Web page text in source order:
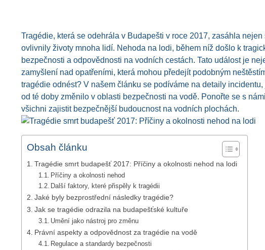
Tragédie, která se odehrála v Budapešti v roce 2017, zasáhla
ovlivnily životy mnoha lidí. Nehoda na lodi, během níž došlo k
bezpečnosti a odpovědnosti na vodních cestách. Tato událost je
zamyšlení nad opatřeními, která mohou předejít podobným
tragédie odnést? V našem článku se podíváme na detaily
od té doby změnilo v oblasti bezpečnosti na vodě. Ponořte se s
všichni zajistit bezpečnější budoucnost na vodních plochách.
Obsah článku
Tragédie smrt budapešť 2017: Příčiny a okolnosti nehod na lodi
Příčiny a okolnosti nehod
Další faktory, které přispěly k tragédii
Jaké byly bezprostřední následky tragédie?
Jak se tragédie odrazila na budapešťské kultuře
Umění jako nástroj pro změnu
Právní aspekty a odpovědnost za tragédie na vodě
Regulace a standardy bezpečnosti